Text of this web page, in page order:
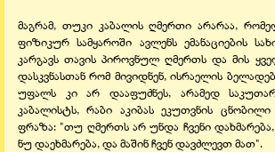
მაგრამ, თუკი კაბალის ღმერთი არარაა,
ფიზიკურ სამყაროში ავლენს ემანაციების
კარგავს თავის პიროვნულ ღმერთს და მის
დასკვნასთან რომ მივიდნენ, ისრაელის
უფალს კი არ დააფუძნეს, არამედ
კაბალისტს, რაბი აკიბას ეკუთვნის
ფრაზა: "თუ ღმერთს არ უნდა ჩვენი დახმარება,
ნუ დაეხმარება, და მაშინ ჩვენ დავძლევთ მათ".